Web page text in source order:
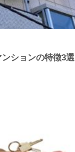
ンションの特徴3選